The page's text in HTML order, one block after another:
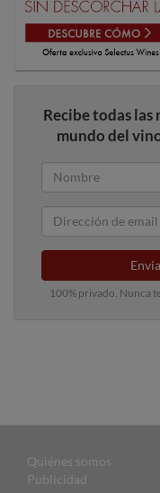
Recibe todas las
mundo del
100% privado. Nunca
Quiénes somos
Publicidad